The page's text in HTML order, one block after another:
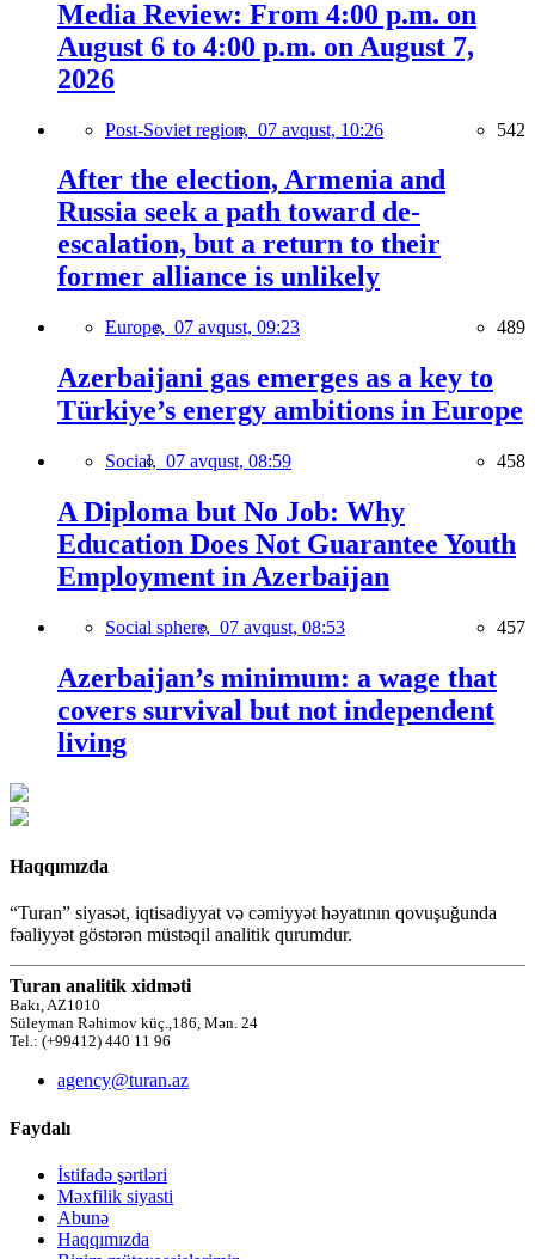
Media Review: From 4:00 p.m. on
August 6 to 4:00 p.m. on August 7,
2026
Post-Soviet region, 07 avqust, 10:26 542
After the election, Armenia and
Russia seek a path toward de-
escalation, but a return to their
former alliance is unlikely
Europe, 07 avqust, 09:23 489
Azerbaijani gas emerges as a key to
Türkiye’s energy ambitions in Europe
Social, 07 avqust, 08:59 458
A Diploma but No Job: Why
Education Does Not Guarantee Youth
Employment in Azerbaijan
Social sphere, 07 avqust, 08:53 457
Azerbaijan’s minimum: a wage that
covers survival but not independent
living
Haqqımızda
“Turan” siyasət, iqtisadiyyat və cəmiyyət həyatının qovuşuğunda
fəaliyyət göstərən müstəqil analitik qurumdur.
Turan analitik xidməti
Bakı, AZ1010
Süleyman Rəhimov küç.,186, Mən. 24
Tel.: (+99412) 440 11 96
agency@turan.az
Faydalı
İstifadə şərtləri
Məxfilik siyasti
Abunə
Haqqımızda